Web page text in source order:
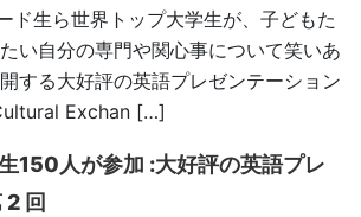
ド生ら世界トップ大学生が、子どもた
い自分の専門や関心事について笑いあ
する大好評の英語プレゼンテーション
Exchan […]
150人が参加 :大好評の英語プレ
2 回